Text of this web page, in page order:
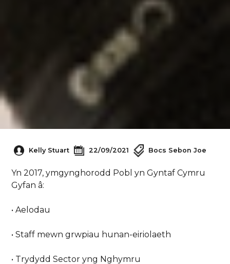
Kelly Stuart 22/09/2021 Bocs Sebon Joe
Yn 2017, ymgynghorodd Pobl yn Gyntaf Cymru
Gyfan â:
• Aelodau
• Staff mewn grwpiau hunan-eiriolaeth
• Trydydd Sector yng Nghymru